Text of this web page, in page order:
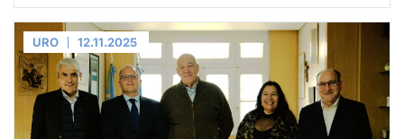
URO 12.11.2025